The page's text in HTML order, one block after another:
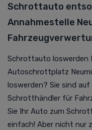
Schrottauto
Annahmestelle
Schrottauto loswerden
Autoschrottplatz
loswerden? Sie sind
Schrotthändler für
Sie Ihr Auto zum
einfach! Aber nicht nur